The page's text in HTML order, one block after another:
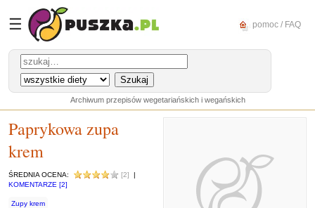
☰ pomoc / FAQ
Archiwum przepisów wegetariańskich i wegańskich
Paprykowa zupa
krem
ŚREDNIA OCENA: [2]
|
KOMENTARZE [2]
Zupy krem